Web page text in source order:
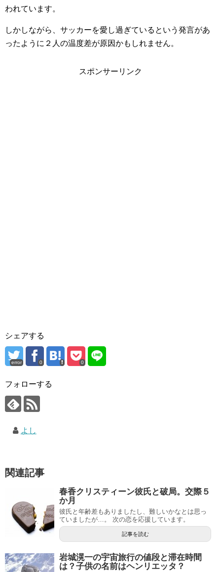
われています。
しかしながら、サッカーを愛し過ぎているという発言があ
ったように２人の温度差が原因かもしれません。
スポンサーリンク
シェアする
error 0 0
フォローする
よし
関連記事
春香クリスティーン彼氏と破局。交際５
か月
彼氏と年齢差もありましたし、難しいかなとは思っ
ていましたが…。 次の恋を応援しています。
記事を読む
岩城滉一の宇宙旅行の値段と滞在時間
は？子供の名前はヘンリエッタ？